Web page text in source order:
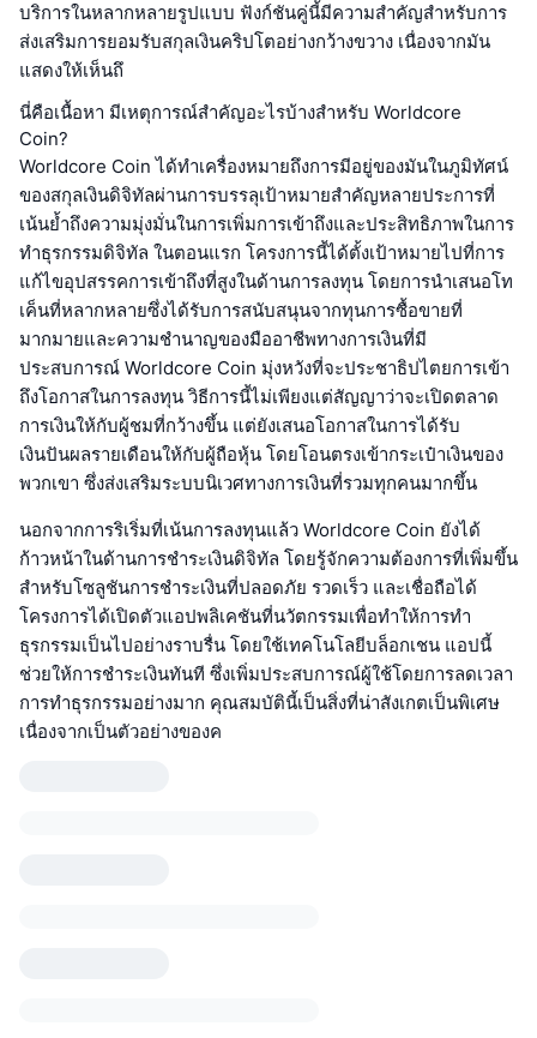
บริการในหลากหลายรูปแบบ ฟังก์ชันคู่นี้มีความสำคัญสำหรับการ
ส่งเสริมการยอมรับสกุลเงินคริปโตอย่างกว้างขวาง เนื่องจากมัน
แสดงให้เห็นถึ
นี่คือเนื้อหา มีเหตุการณ์สำคัญอะไรบ้างสำหรับ Worldcore
Coin?
Worldcore Coin ได้ทำเครื่องหมายถึงการมีอยู่ของมันในภูมิทัศน์
ของสกุลเงินดิจิทัลผ่านการบรรลุเป้าหมายสำคัญหลายประการที่
เน้นย้ำถึงความมุ่งมั่นในการเพิ่มการเข้าถึงและประสิทธิภาพในการ
ทำธุรกรรมดิจิทัล ในตอนแรก โครงการนี้ได้ตั้งเป้าหมายไปที่การ
แก้ไขอุปสรรคการเข้าถึงที่สูงในด้านการลงทุน โดยการนำเสนอโท
เค็นที่หลากหลายซึ่งได้รับการสนับสนุนจากทุนการซื้อขายที่
มากมายและความชำนาญของมืออาชีพทางการเงินที่มี
ประสบการณ์ Worldcore Coin มุ่งหวังที่จะประชาธิปไตยการเข้า
ถึงโอกาสในการลงทุน วิธีการนี้ไม่เพียงแต่สัญญาว่าจะเปิดตลาด
การเงินให้กับผู้ชมที่กว้างขึ้น แต่ยังเสนอโอกาสในการได้รับ
เงินปันผลรายเดือนให้กับผู้ถือหุ้น โดยโอนตรงเข้ากระเป๋าเงินของ
พวกเขา ซึ่งส่งเสริมระบบนิเวศทางการเงินที่รวมทุกคนมากขึ้น
นอกจากการริเริ่มที่เน้นการลงทุนแล้ว Worldcore Coin ยังได้
ก้าวหน้าในด้านการชำระเงินดิจิทัล โดยรู้จักความต้องการที่เพิ่มขึ้น
สำหรับโซลูชันการชำระเงินที่ปลอดภัย รวดเร็ว และเชื่อถือได้
โครงการได้เปิดตัวแอปพลิเคชันที่นวัตกรรมเพื่อทำให้การทำ
ธุรกรรมเป็นไปอย่างราบรื่น โดยใช้เทคโนโลยีบล็อกเชน แอปนี้
ช่วยให้การชำระเงินทันที ซึ่งเพิ่มประสบการณ์ผู้ใช้โดยการลดเวลา
การทำธุรกรรมอย่างมาก คุณสมบัตินี้เป็นสิ่งที่น่าสังเกตเป็นพิเศษ
เนื่องจากเป็นตัวอย่างของค